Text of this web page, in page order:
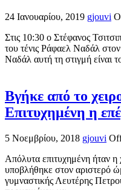
24 Ιανουαρίου, 2019 gjouvi
Στις 10:30 ο Στέφανος
του τένις Ράφαελ Ναδάλ
Ναδάλ αυτή τη στιγμή είναι
Βγήκε από το
Επιτυχημένη η
5 Νοεμβρίου, 2018 gjouvi
Απόλυτα επιτυχημένη ήταν η
υποβλήθηκε στον αριστερό
γυμναστικής Λευτέρης